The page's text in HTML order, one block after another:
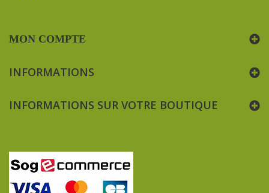
MON COMPTE
INFORMATIONS
INFORMATIONS SUR VOTRE BOUTIQUE